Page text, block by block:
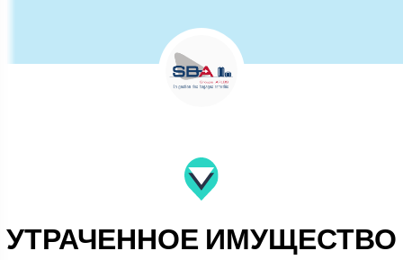
УТРАЧЕННОЕ ИМУЩЕСТВО